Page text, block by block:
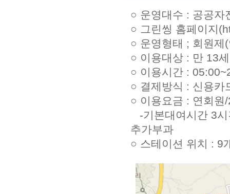
○ 운영대수 : 공공자
○ 그린씽 홈페이지
○ 운영형태 ; 회원제
○ 이용대상 : 만 13
○ 이용시간 :
○ 결제방식 : 신용카
○ 이용요금 : 연회원
-기본대여시간 3시
추가부과
○ 스테이션 위치 : 9